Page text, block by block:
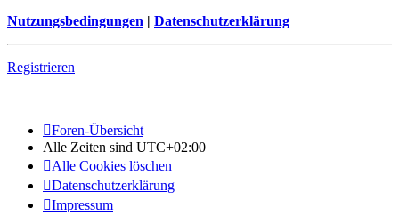
Nutzungsbedingungen | Datenschutzerklärung
Registrieren
Foren-Übersicht
Alle Zeiten sind UTC+02:00
Alle Cookies löschen
Datenschutzerklärung
Impressum